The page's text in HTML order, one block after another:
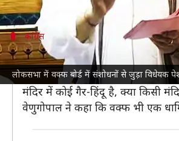
लोकसभा में वक्फ बोर्ड में संशोधनों से जुड़ा विधेयक
कांग्रेस
कांग्रेस बोली- क्या मंदिर में
विधेयक के पेश करते ही विपक्ष ने
मंदिर में कोई गैर-हिंदू है, क्या किसी
वेणुगोपाल ने कहा कि वक्फ भी एक